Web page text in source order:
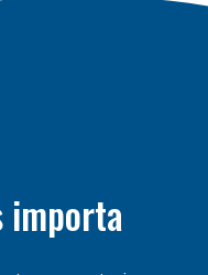
importa